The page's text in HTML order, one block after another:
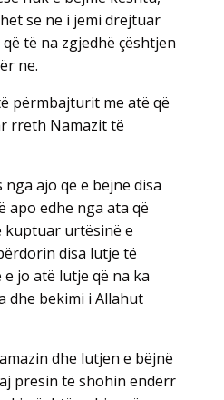
se ne i jemi drejtuar
të na zgjedhë çështjen
ne.
përmbajturit me atë që
rreth Namazit të
ajo që e bëjnë disa
edhe nga ata që
kuptuar urtësinë e
disa lutje të
jo atë lutje që na ka
dhe bekimi i Allahut
dhe lutjen e bëjnë
presin të shohin ëndërr